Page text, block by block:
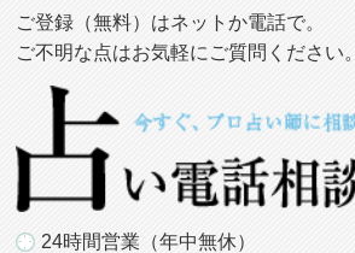
ご登録（無料）はネットか電話で。
ご不明な点はお気軽にご質問ください。
24時間営業（年中無休）